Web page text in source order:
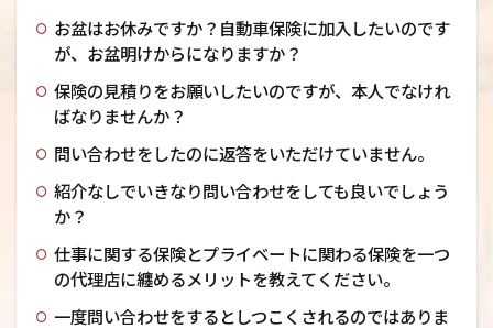
お盆はお休みですか？自動車保険に加入したいのです
が、お盆明けからになりますか？
保険の見積りをお願いしたいのですが、本人でなけれ
ばなりませんか？
問い合わせをしたのに返答をいただけていません。
紹介なしでいきなり問い合わせをしても良いでしょう
か？
仕事に関する保険とプライベートに関わる保険を一つ
の代理店に纏めるメリットを教えてください。
一度問い合わせをするとしつこくされるのではありま